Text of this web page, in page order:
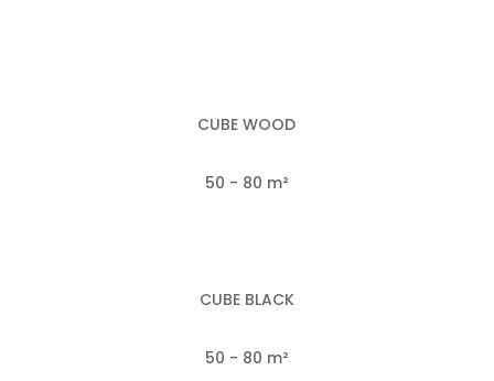
CUBE WOOD
50 - 80 m²
CUBE BLACK
50 - 80 m²